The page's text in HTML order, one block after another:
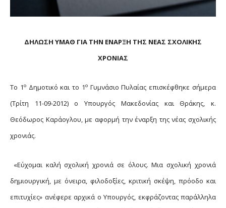
ΔΗΛΩΣΗ ΥΜΑΘ ΓΙΑ ΤΗΝ ΕΝΑΡΞΗ ΤΗΣ ΝΕΑΣ ΣΧΟΛΙΚΗΣ
ΧΡΟΝΙΑΣ
Το 1οΔημοτικό και το 1οΓυμνάσιο Πυλαίας επισκέφθηκε σήμερα
(Τρίτη 11-09-2012) ο Υπουργός Μακεδονίας και Θράκης, κ.
Θεόδωρος Καράογλου, με αφορμή την έναρξη της νέας σχολικής
χρονιάς.
«Εύχομαι καλή σχολική χρονιά σε όλους. Μια σχολική χρονιά
δημιουργική, με όνειρα, φιλοδοξίες, κριτική σκέψη, πρόοδο και
επιτυχίες» ανέφερε αρχικά ο Υπουργός, εκφράζοντας παράλληλα